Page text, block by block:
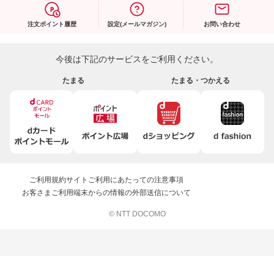
注文ポイント履歴 設定(メールマガジン) お問い合わせ
今後は下記のサービスをご利用ください。
たまる たまる・つかえる
ご利用規約サイトご利用にあたっての注意事項
お客さまご利用端末からの情報の外部送信について
© NTT DOCOMO